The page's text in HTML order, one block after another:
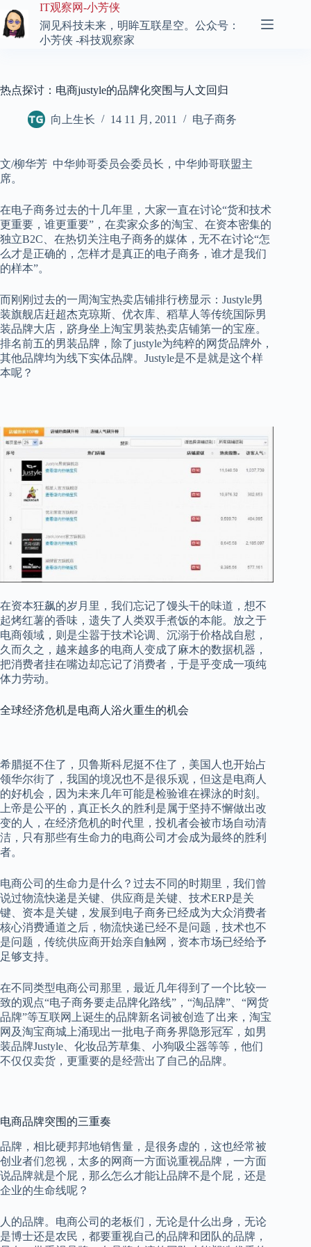
至
内
IT观察网-小芳侠
洞见科技未来，明眸互联星空。公众号：
小芳侠 -科技观察家
热点探讨：电商justyle的品牌化突围与人文回归
向上生长 14 11 月, 2011 电子商务
文/柳华芳 中华帅哥委员会委员长，中华帅哥联盟主
席。
在电子商务过去的十几年里，大家一直在讨论“货和技术
更重要，谁更重要”，在卖家众多的淘宝、在资本密集的
独立B2C 、在热切关注电子商务的媒体，无不在讨论“怎
么才是正确的，怎样才是真正的电子商务，谁才是我们
的样本”。
而刚刚过去的一周淘宝热卖店铺排行榜显示： Justyle男
装旗舰店赶超杰克琼斯、优衣库、稻草人等传统国际男
装品牌大店，跻身坐上淘宝男装热卖店铺第一的宝座。
排名前五的男装品牌，除了justyle为纯粹的网货品牌外，
其他品牌均为线下实体品牌。 Justyle是不是就是这个样
本呢？
在资本狂飙的岁月里，我们忘记了馒头干的味道，想不
起烤红薯的香味，遗失了人类双手煮饭的本能。放之于
电商领域，则是尘嚣于技术论调、沉溺于价格战自慰，
久而久之，越来越多的电商人变成了麻木的数据机器，
把消费者挂在嘴边却忘记了消费者，于是乎变成一项纯
体力劳动。
全球经济危机是电商人浴火重生的机会
希腊挺不住了，贝鲁斯科尼挺不住了，美国人也开始占
领华尔街了，我国的境况也不是很乐观，但这是电商人
的好机会，因为未来几年可能是检验谁在裸泳的时刻。
上帝是公平的，真正长久的胜利是属于坚持不懈做出改
变的人，在经济危机的时代里，投机者会被市场自动清
洁，只有那些有生命力的电商公司才会成为最终的胜利
者。
电商公司的生命力是什么？过去不同的时期里，我们曾
说过物流快递是关键、供应商是关键、技术ERP是关
键、资本是关键，发展到电子商务已经成为大众消费者
核心消费通道之后，物流快递已经不是问题，技术也不
是问题，传统供应商开始亲自触网，资本市场已经给予
足够支持。
在不同类型电商公司那里，最近几年得到了一个比较一
致的观点“电子商务要走品牌化路线”，“淘品牌”、“网货
品牌”等互联网上诞生的品牌新名词被创造了出来，淘宝
网及淘宝商城上涌现出一批电子商务界隐形冠军，如男
装品牌Justyle 、化妆品芳草集、小狗吸尘器等等，他们
不仅仅卖货，更重要的是经营出了自己的品牌。
电商品牌突围的三重奏
品牌，相比硬邦邦地销售量，是很务虚的，这也经常被
创业者们忽视，太多的网商一方面说重视品牌，一方面
说品牌就是个屁，那么怎么才能让品牌不是个屁，还是
企业的生命线呢？
人的品牌。电商公司的老板们，无论是什么出身，无论
是博士还是农民，都要重视自己的品牌和团队的品牌，